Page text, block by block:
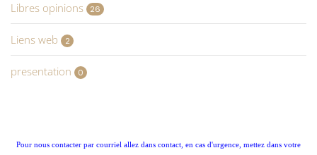
Libres opinions 26
Liens web 2
presentation 0
Pour nous contacter par courriel allez dans contact, en cas d'urgence, mettez dans votre